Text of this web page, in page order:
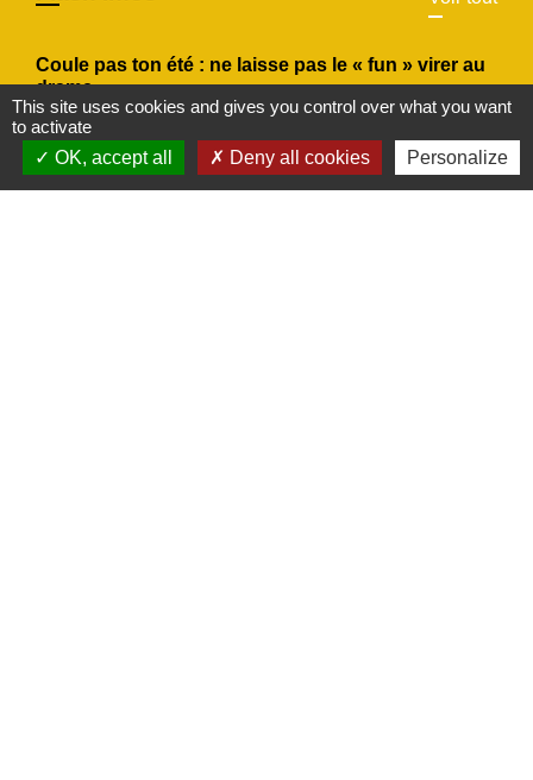
Coule pas ton été : ne laisse pas le « fun » virer au
drame
Avec le retour des chaleurs estivales, VNF
(Voies navigables de France) alerte sur les
risques liés à la baignade sauvage.
This site uses cookies and gives you control over what you want
to activate
OK, accept all
Deny all cookies Personalize